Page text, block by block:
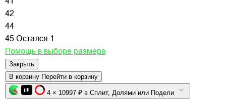
42
44
45 Остался 1
Помощь в выборе размера
Закрыть
В корзину Перейти в корзину
4 × 10997 ₽ в Сплит, Долями или Подели